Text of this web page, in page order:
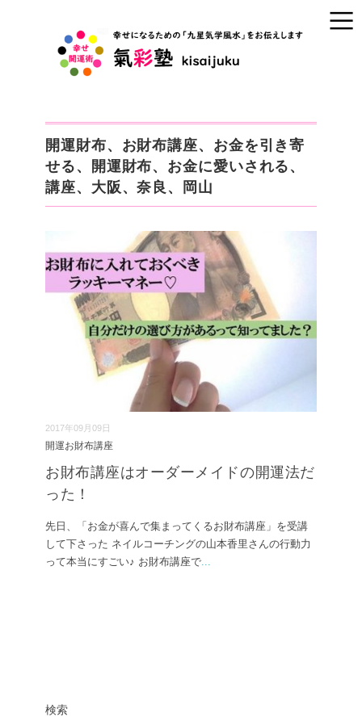
開運財布、お財布講座、お金を引き寄
せる、開運財布、お金に愛いされる、
講座、大阪、奈良、岡山
2017年09月09日
開運お財布講座
お財布講座はオーダーメイドの開運法だ
った！
先日、「お金が喜んで集まってくるお財布講座」を受講
して下さった ネイルコーチングの山本香里さんの行動力
って本当にすごい♪ お財布講座で
検索